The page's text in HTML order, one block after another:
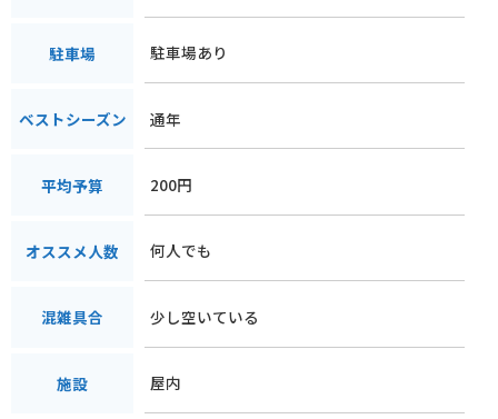
駐車場 駐車場あり
ベストシーズン 通年
平均予算 200円
オススメ人数 何人でも
混雑具合 少し空いている
施設 屋内